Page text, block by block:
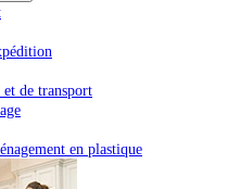
et de transport
en plastique